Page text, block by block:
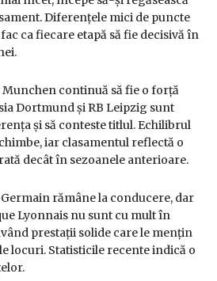
Diferențele mici de puncte
ca fiecare etapă să fie decisivă în
continuă să fie o forță
Dortmund și RB Leipzig sunt
și să conteste titlul. Echilibrul
iar clasamentul reflectă o
decât în sezoanele anterioare.
rămâne la conducere, dar
Lyonnais nu sunt cu mult în
prestații solide care le mențin
locuri. Statisticile recente indică o